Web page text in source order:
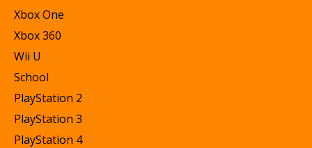
Xbox One
Xbox 360
Wii U
School
PlayStation 2
PlayStation 3
PlayStation 4